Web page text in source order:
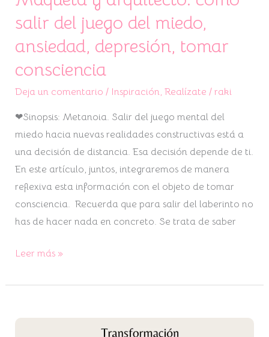
salir del juego del miedo,
ansiedad, depresión, tomar
consciencia
Deja un comentario / Inspiración, Realízate / raki
❤Sinopsis: Metanoia. Salir del juego mental del
miedo hacia nuevas realidades constructivas está a
una decisión de distancia. Esa decisión depende de ti.
En este artículo, juntos, integraremos de manera
reflexiva esta información con el objeto de tomar
consciencia. Recuerda que para salir del laberinto no
has de hacer nada en concreto. Se trata de saber
Leer más »
espontánea